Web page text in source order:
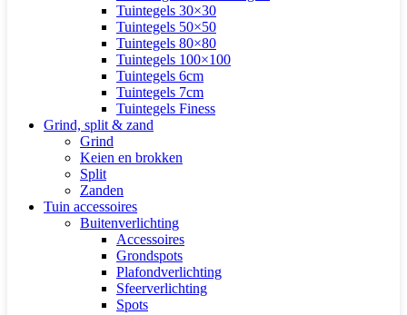
Tuintegels 30×30
Tuintegels 50×50
Tuintegels 80×80
Tuintegels 100×100
Tuintegels 6cm
Tuintegels 7cm
Tuintegels Finess
Grind, split & zand
Grind
Keien en brokken
Split
Zanden
Tuin accessoires
Buitenverlichting
Accessoires
Grondspots
Plafondverlichting
Sfeerverlichting
Spots